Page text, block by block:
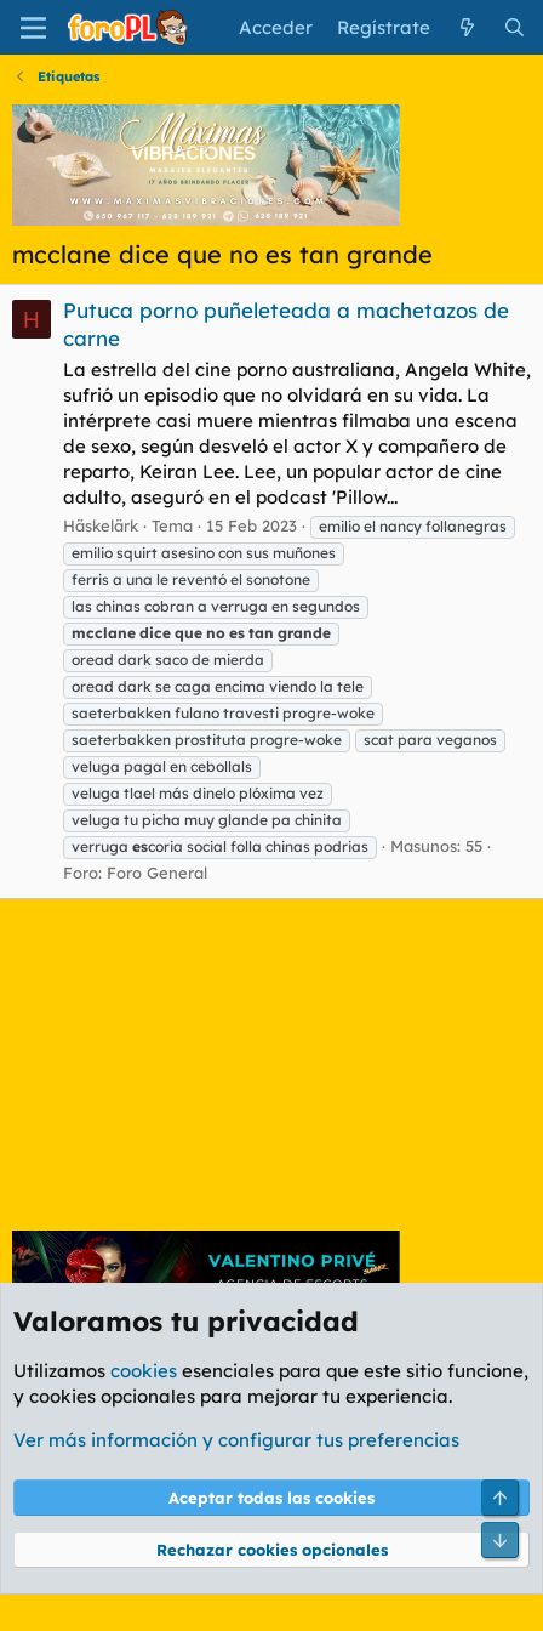
Acceder Regístrate
Etiquetas
mcclane dice que no es tan grande
H
Putuca porno puñeleteada a machetazos de
carne
La estrella del cine porno australiana, Angela White,
sufrió un episodio que no olvidará en su vida. La
intérprete casi muere mientras filmaba una escena
de sexo, según desveló el actor X y compañero de
reparto, Keiran Lee. Lee, un popular actor de cine
adulto, aseguró en el podcast 'Pillow...
Häskelärk Tema 15 Feb 2023
emilio el nancy follanegras
emilio squirt asesino con sus muñones
ferris a una le reventó el sonotone
las chinas cobran a verruga en segundos
mcclane dice que no es tan grande
oread dark saco de mierda
oread dark se caga encima viendo la tele
saeterbakken fulano travesti progre-woke
saeterbakken prostituta progre-woke
scat para veganos
veluga pagal en cebollals
veluga tlael más dinelo plóxima vez
veluga tu picha muy glande pa chinita
verruga escoria social folla chinas podrias
Masunos: 55
Foro: Foro General
Etiquetas
Cookies
PL OLDSTYLE AMARILLO
Términos y reglas Política de privacidad Ayuda
Community platform by XenForo® © 2010-2026 XenForo Ltd.
Valoramos tu privacidad
Utilizamos cookies esenciales para que este sitio funcione,
y cookies opcionales para mejorar tu experiencia.
Ver más información y configurar tus preferencias
Aceptar todas las cookies
Rechazar cookies opcionales
Pie